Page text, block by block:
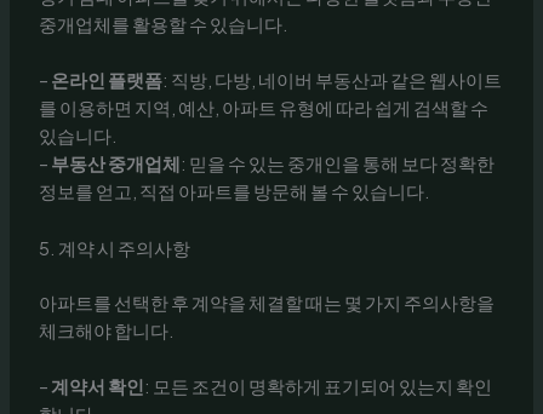
중개업체를 활용할 수 있습니다.
– 온라인 플랫폼: 직방, 다방, 네이버 부동산과 같은 웹사이트
를 이용하면 지역, 예산, 아파트 유형에 따라 쉽게 검색할 수
있습니다.
– 부동산 중개업체 : 믿을 수 있는 중개인을 통해 보다 정확한
정보를 얻고, 직접 아파트를 방문해 볼 수 있습니다.
5. 계약 시 주의사항
아파트를 선택한 후 계약을 체결할 때는 몇 가지 주의사항을
체크해야 합니다.
–계약서 확인 : 모든 조건이 명확하게 표기되어 있는지 확인